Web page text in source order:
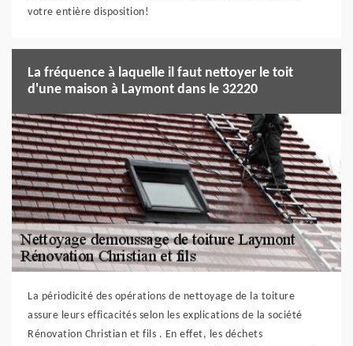
votre entière disposition!
La fréquence à laquelle il faut nettoyer le toit
d'une maison à Laymont dans le 32220
La périodicité des opérations de nettoyage de la toiture
assure leurs efficacités selon les explications de la société
Rénovation Christian et fils . En effet, les déchets